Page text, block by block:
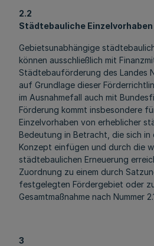
2.2
Städtebauliche Einzelvorhaben
Gebietsunabhängige
können ausschließlich mit
Städtebauförderung des Landes
auf Grundlage dieser
im Ausnahmefall auch mit
Förderung kommt insbesondere
Einzelvorhaben von erheblicher
Bedeutung in Betracht, die sich in
Konzept einfügen und durch die
städtebaulichen Erneuerung
Zuordnung zu einem durch
festgelegten Fördergebiet oder
Gesamtmaßnahme nach Nummer
3